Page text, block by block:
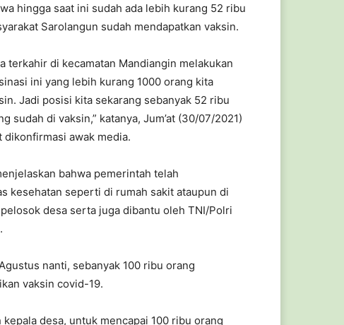
hingga saat ini sudah ada lebih kurang 52 ribu
Sarolangun sudah mendapatkan vaksin.
terkahir di kecamatan Mandiangin melakukan
ini yang lebih kurang 1000 orang kita
Jadi posisi kita sekarang sebanyak 52 ribu
sudah di vaksin,” katanya, Jum’at (30/07/2021)
dikonfirmasi awak media.
bahwa pemerintah telah
kesehatan seperti di rumah sakit ataupun di
desa serta juga dibantu oleh TNI/Polri
nanti, sebanyak 100 ribu orang
vaksin covid-19.
desa, untuk mencapai 100 ribu orang